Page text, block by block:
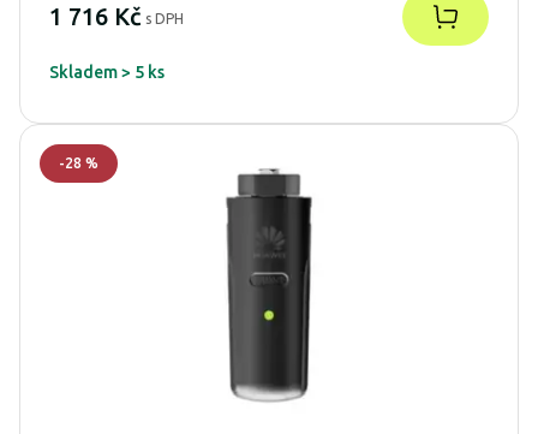
1 716 Kč s DPH
Skladem > 5 ks
-28 %